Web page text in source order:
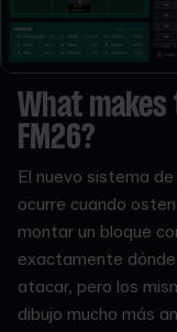
What
FM26?
El nuevo sistema
ocurre cuando
montar un bloque
exactamente
atacar, pero los
dibujo mucho más